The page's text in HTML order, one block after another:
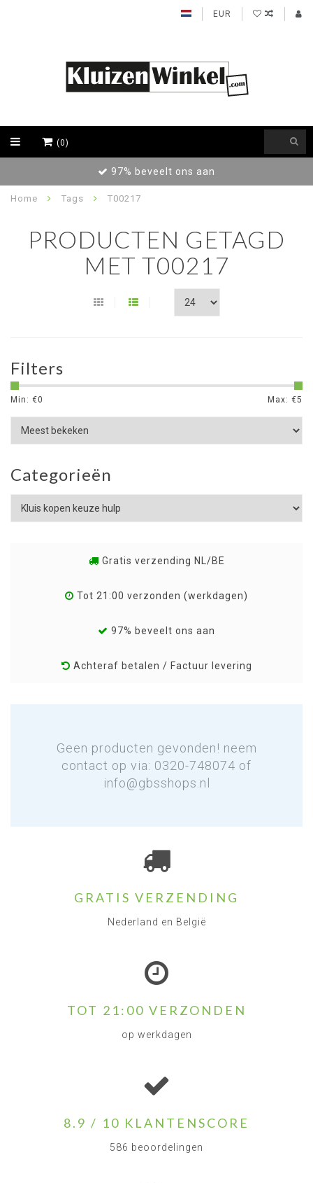
EUR
(0)
Achteraf betalen / Factuur levering
Home Tags T00217
PRODUCTEN GETAGD
MET T00217
Filters
Min: €0 Max: €5
Categorieën
Gratis verzending NL/BE
Tot 21:00 verzonden (werkdagen)
97% beveelt ons aan
Achteraf betalen / Factuur levering
Geen producten gevonden! neem
contact op via: 0320-748074 of
info@gbsshops.nl
GRATIS VERZENDING
Nederland en België
TOT 21:00 VERZONDEN
op werkdagen
8.9 / 10 KLANTENSCORE
586 beoordelingen